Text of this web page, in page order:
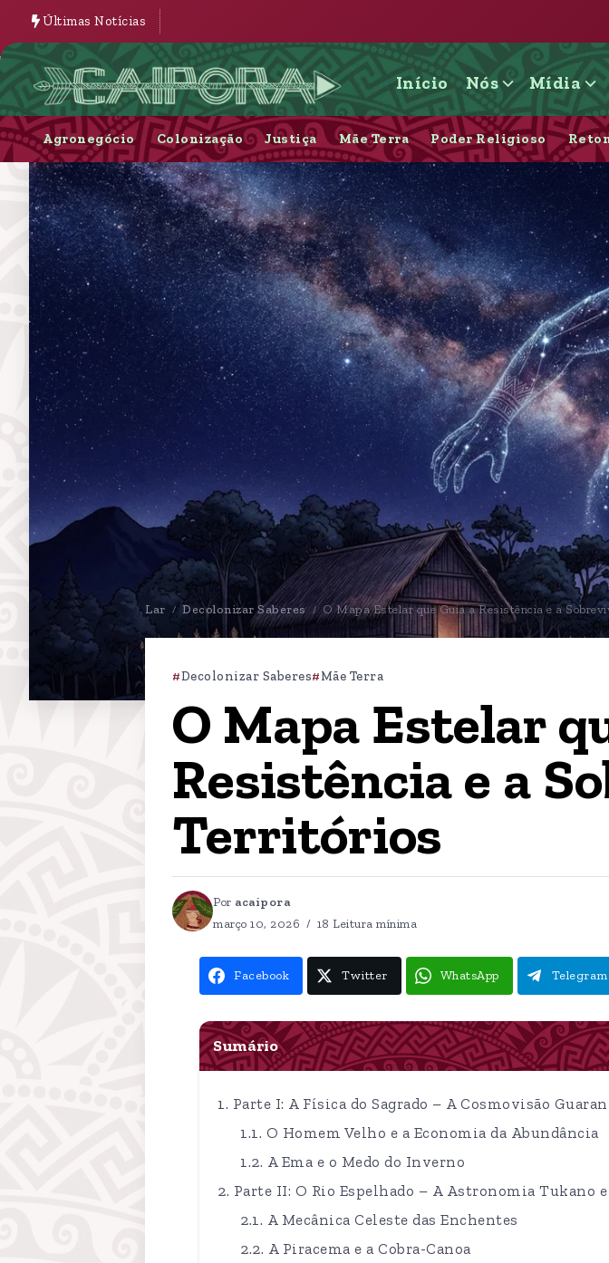
Últimas Notícias
Início Nós Mídia
Agronegócio Colonização Justiça Mãe Terra Poder Religioso
Lar / Decolonizar Saberes / O Mapa Estelar que Guia a Resistência e a
Decolonizar Saberes Mãe Terra
O Mapa Estelar
Resistência e a
Territórios
Por acaipora
março 10, 2026
18 Leitura mínima
Facebook Twitter WhatsApp Telegram
Sumário
Parte I: A Física do Sagrado – A Cosmovisão
O Homem Velho e a Economia da Abundância
A Ema e o Medo do Inverno
Parte II: O Rio Espelhado – A Astronomia Tukano
A Mecânica Celeste das Enchentes
A Piracema e a Cobra-Canoa